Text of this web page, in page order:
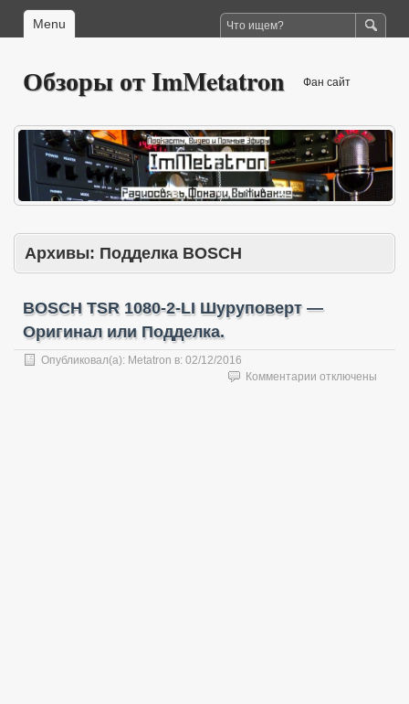
Menu
Обзоры от ImMetatron Фан сайт
Архивы: Подделка BOSCH
BOSCH TSR 1080-2-LI Шуруповерт —
Оригинал или Подделка.
Опубликовал(а): Metatron в: 02/12/2016
Комментарии котключены